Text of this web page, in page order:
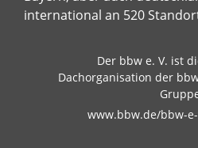
international an 520
Der bbw e. V. ist
Dachorganisation der
www.bbw.de/bbw-